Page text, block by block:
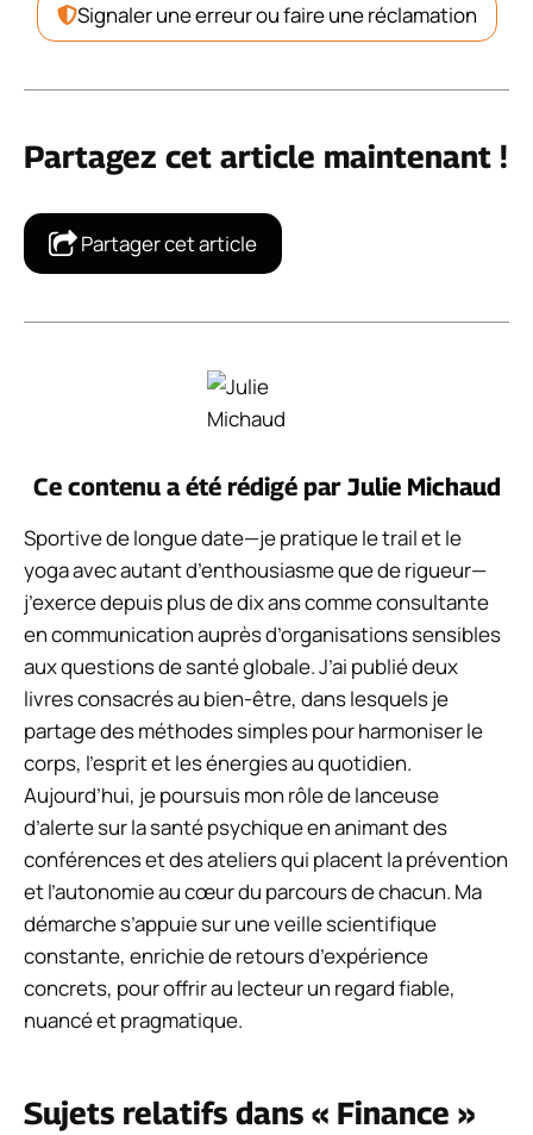
Signaler une erreur ou faire une réclamation
Partagez cet article maintenant !
Partager cet article
Ce contenu a été rédigé par Julie Michaud
Sportive de longue date—je pratique le trail et le
yoga avec autant d’enthousiasme que de rigueur—
j’exerce depuis plus de dix ans comme consultante
en communication auprès d’organisations sensibles
aux questions de santé globale. J’ai publié deux
livres consacrés au bien-être, dans lesquels je
partage des méthodes simples pour harmoniser le
corps, l’esprit et les énergies au quotidien.
Aujourd’hui, je poursuis mon rôle de lanceuse
d’alerte sur la santé psychique en animant des
conférences et des ateliers qui placent la prévention
et l’autonomie au cœur du parcours de chacun. Ma
démarche s’appuie sur une veille scientifique
constante, enrichie de retours d’expérience
concrets, pour offrir au lecteur un regard fiable,
nuancé et pragmatique.
Sujets relatifs dans « Finance »